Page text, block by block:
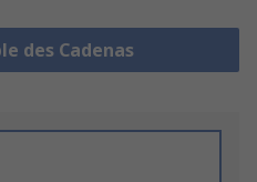
des Cadenas